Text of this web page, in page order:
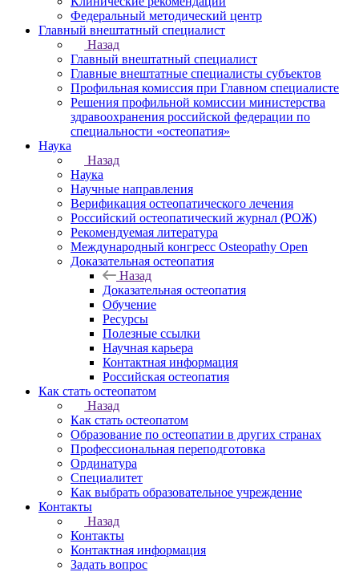
Федеральный методический центр
Главный внештатный специалист
Назад
Главный внештатный специалист
Главные внештатные специалисты субъектов
Профильная комиссия при Главном специалисте
Решения профильной комиссии министерства
здравоохранения российской федерации по
специальности «остеопатия»
Наука
Назад
Наука
Научные направления
Верификация остеопатического лечения
Российский остеопатический журнал (РОЖ)
Рекомендуемая литература
Международный конгресс Osteopathy Open
Доказательная остеопатия
Назад
Доказательная остеопатия
Обучение
Ресурсы
Полезные ссылки
Научная карьера
Контактная информация
Российская остеопатия
Как стать остеопатом
Назад
Как стать остеопатом
Образование по остеопатии в других странах
Профессиональная переподготовка
Ординатура
Специалитет
Как выбрать образовательное учреждение
Контакты
Назад
Контакты
Контактная информация
Задать вопрос